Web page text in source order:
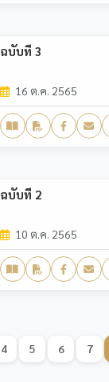
ฉบับที่ 3
16 ต.ค. 2565
ฉบับที่ 2
10 ต.ค. 2565
4 5 6 7